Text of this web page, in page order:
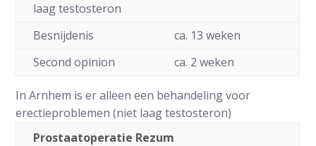
laag testosteron
Besnijdenis
ca. 13 weken
Second opinion
ca. 2 weken
In Arnhem is er alleen een behandeling voor
erectieproblemen (niet laag testosteron)
Prostaatoperatie Rezum